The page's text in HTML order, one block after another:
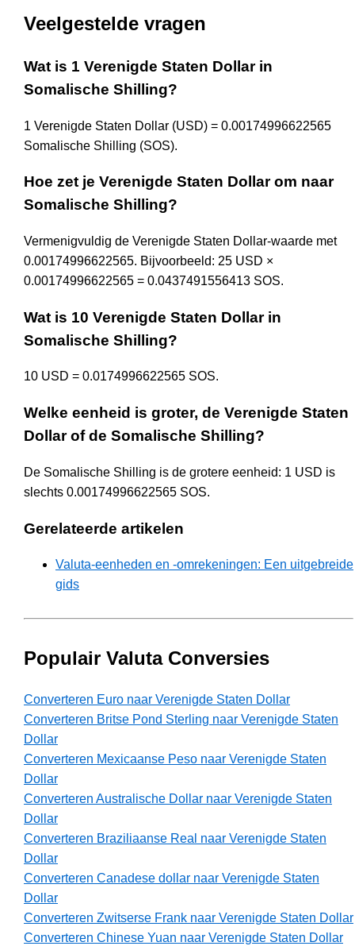
Veelgestelde vragen
Wat is 1 Verenigde Staten Dollar in
Somalische Shilling?
1 Verenigde Staten Dollar (USD) = 0.00174996622565
Somalische Shilling (SOS).
Hoe zet je Verenigde Staten Dollar om naar
Somalische Shilling?
Vermenigvuldig de Verenigde Staten Dollar-waarde met
0.00174996622565. Bijvoorbeeld: 25 USD ×
0.00174996622565 = 0.0437491556413 SOS.
Wat is 10 Verenigde Staten Dollar in
Somalische Shilling?
10 USD = 0.0174996622565 SOS.
Welke eenheid is groter, de Verenigde Staten
Dollar of de Somalische Shilling?
De Somalische Shilling is de grotere eenheid: 1 USD is
slechts 0.00174996622565 SOS.
Gerelateerde artikelen
Valuta-eenheden en -omrekeningen: Een uitgebreide
gids
Populair Valuta Conversies
Converteren Euro naar Verenigde Staten Dollar
Converteren Britse Pond Sterling naar Verenigde Staten
Dollar
Converteren Mexicaanse Peso naar Verenigde Staten
Dollar
Converteren Australische Dollar naar Verenigde Staten
Dollar
Converteren Braziliaanse Real naar Verenigde Staten
Dollar
Converteren Canadese dollar naar Verenigde Staten
Dollar
Converteren Zwitserse Frank naar Verenigde Staten Dollar
Converteren Chinese Yuan naar Verenigde Staten Dollar